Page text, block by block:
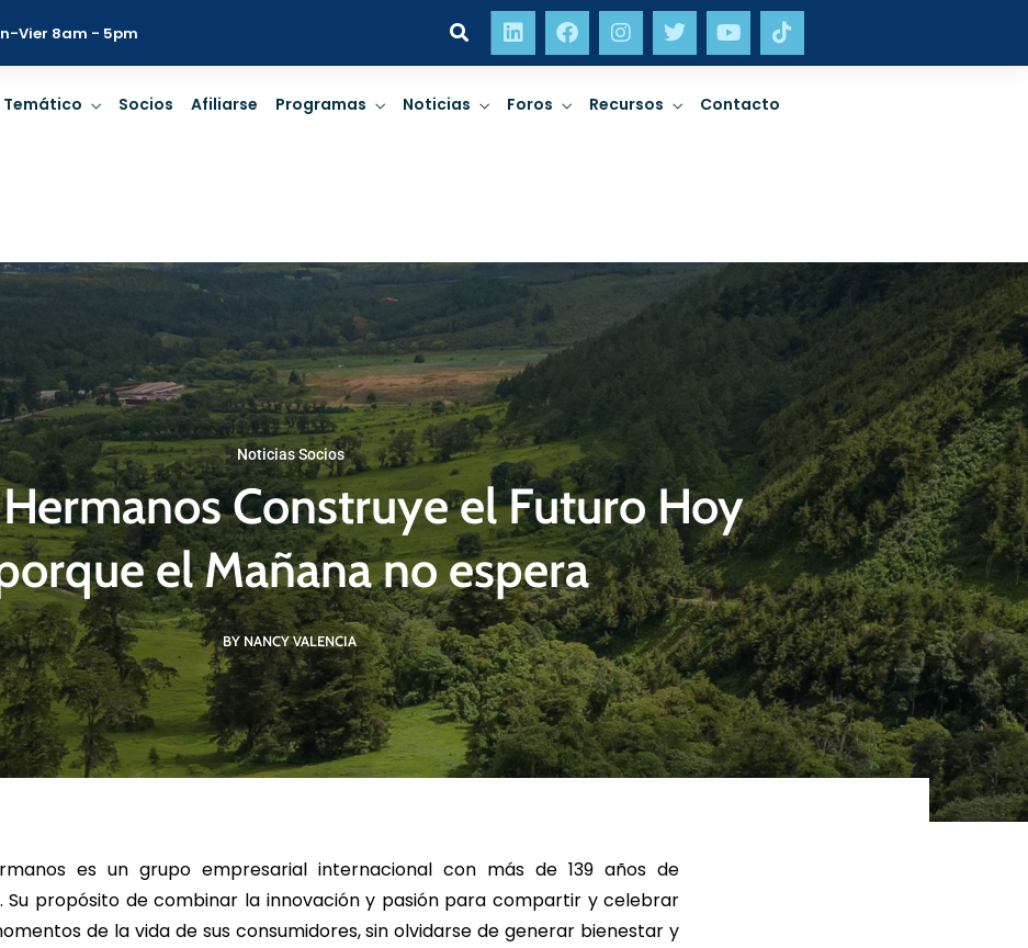
Vier 8am - 5pm
Temático
impactos de
ESG, Finanzas
LEER MÁS
Personas
Derechos Humanos,
empresas y trato
comunitario.
LEER MÁS
Planeta
Cambio climático,
biodiversidad y gestión
de riesgo a desastres.
LEER MÁS
Incidencia
Sostenibilidad en
política pública y
trabajo a nivel sectorial.
LEER MÁS
Socios Afiliarse Programas Noticias Foros Recursos Contacto
Personas
LEER MÁS
Planeta
LEER MÁS
Incidencia
LEER MÁS
Noticias Socios
Construye el Futuro Hoy
el Mañana no espera
BY NANCY VALENCIA
es un grupo empresarial internacional con más de 139 años de
Su propósito de combinar la innovación y pasión para compartir y celebrar
de la vida de sus consumidores, sin olvidarse de generar bienestar y